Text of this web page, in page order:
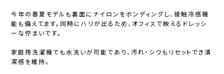
今年の春夏モデルも裏面にナイロンをボンディングし、接触冷感機
能も備えてます。同時にハリが出るため、オフィスで映えるドレッシ
ーな佇まいです。
家庭用洗濯機でも水洗いが可能であり、汚れ・シワもリセットでき清
潔感を維持。